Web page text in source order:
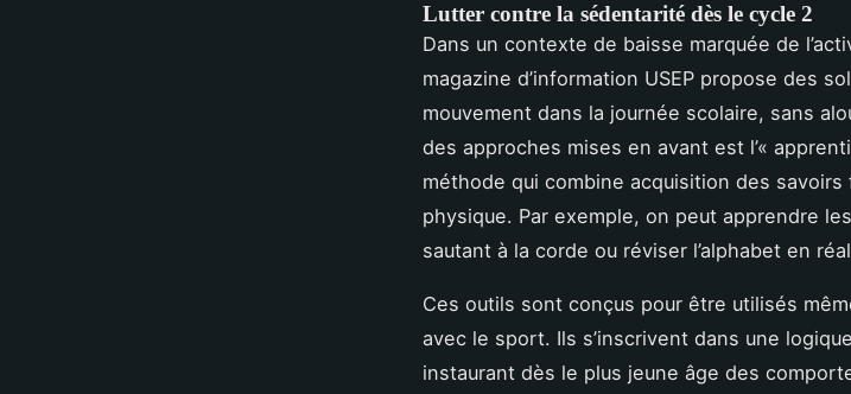
Lutter contre la sédentarité dès le cycle 2
Dans un contexte de baisse marquée de
magazine d’information USEP propose des
mouvement dans la journée scolaire, sans
des approches mises en avant est l’«
méthode qui combine acquisition des
physique. Par exemple, on peut apprendre
sautant à la corde ou réviser l’alphabet en
Ces outils sont conçus pour être utilisés
avec le sport. Ils s’inscrivent dans une
instaurant dès le plus jeune âge des